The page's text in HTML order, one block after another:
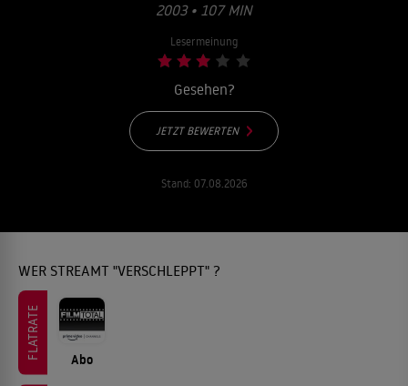
003 • 107 MIN
Lesermeinung
Gesehen?
JETZT BEWERTEN
Stand: 07.08.2026
WER STREAMT "VERSCHLEPPT" ?
FLATRATE Abo